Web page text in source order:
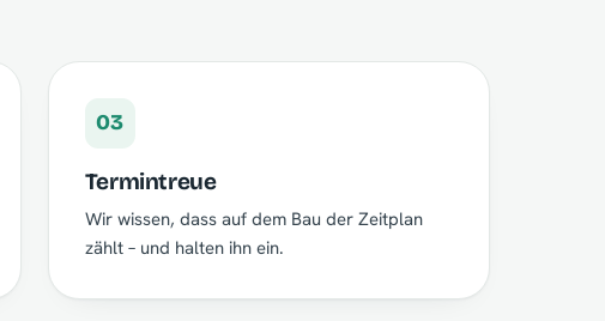
03
Termintreue
Wir wissen, dass auf dem Bau der Zeitplan
zählt – und halten ihn ein.